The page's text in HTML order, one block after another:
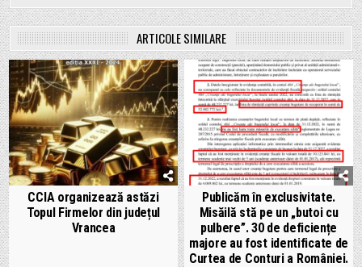
ARTICOLE SIMILARE
CCIA organizează astăzi
Topul Firmelor din județul
Vrancea
Publicăm în exclusivitate.
Misăilă stă pe un „butoi cu
pulbere”. 30 de deficiențe
majore au fost identificate de
Curtea de Conturi a României.